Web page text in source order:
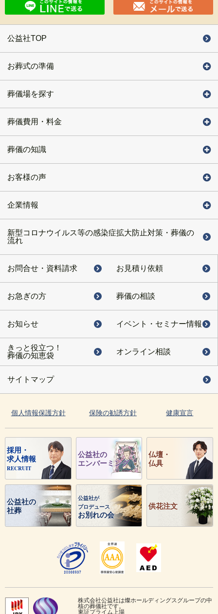
公益社TOP
お葬式の準備
葬儀場を探す
葬儀費用・料金
葬儀の知識
お客様の声
企業情報
新型コロナウイルス等の感染症拡大防止対策・葬儀の
流れ
お問合せ・ 資料請求 お見積り依頼
お急ぎの方 葬儀の相談
お知らせ イベント・ セミナー情報
きっと役立つ！
葬儀の知恵袋
オンライン相談
サイトマップ
個人情報保護方針 保険の勧誘方針 健康宣言
採用・
求人情報
RECRUIT
公益社の
エンバーミング
仏壇・
仏具
公益社の
社葬
公益社が
プロデュース
お別れの会
供花注文
株式会社公益社は燦ホールディングスグループの中
核の葬儀社です。
東証プライム上場